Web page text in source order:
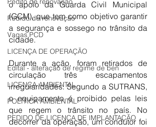
Pedido de renovação
Vagas PCD
LICENÇA DE OPERAÇÃO
Edital - alteração de regime de ben
LICENÇA AMBIENTAL
POLÍTICA AMBIENTAL
PEDIDO DE LICENÇA DE IMPLANTAÇÃO
o apoio da Guarda Civil Municipal
(GCM), que tem como objetivo garantir
a segurança e sossego no trânsito da
cidade.
Durante a ação, foram retirados de
circulação três escapamentos
irregularidades. Segundo a SUTRANS,
o equipamento é proibido pelas leis
que regem o trânsito no país. No
decorrer da operação, um condutor foi